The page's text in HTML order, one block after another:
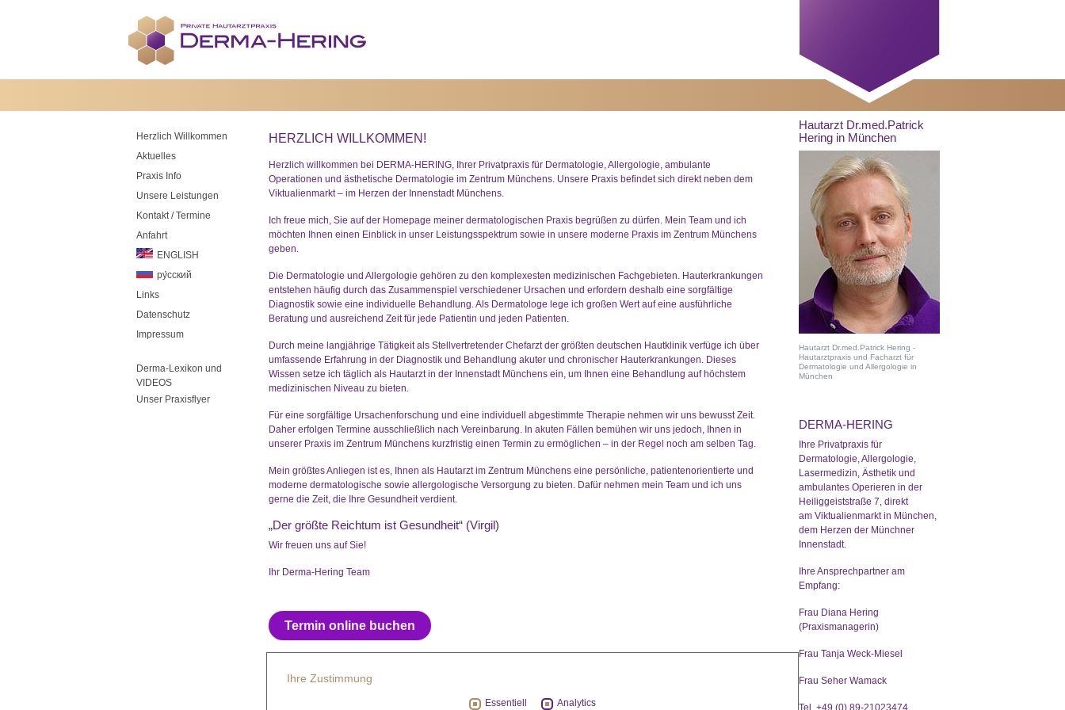
Herzlich Willkommen
Aktuelles
Praxis Info
Unsere Leistungen
Kontakt / Termine
Anfahrt
ENGLISH
ру́сский
Links
Datenschutz
Impressum
Derma-Lexikon und
VIDEOS
Unser Praxisflyer
HERZLICH WILLKOMMEN!
Herzlich willkommen bei DERMA-HERING, Ihrer Privatpraxis für Dermatologie, Allergologie, ambulante
Operationen und ästhetische Dermatologie im Zentrum Münchens. Unsere Praxis befindet sich direkt neben dem
Viktualienmarkt – im Herzen der Innenstadt Münchens.
Ich freue mich, Sie auf der Homepage meiner dermatologischen Praxis begrüßen zu dürfen. Mein Team und ich
möchten Ihnen einen Einblick in unser Leistungsspektrum sowie in unsere moderne Praxis im Zentrum Münchens
geben.
Die Dermatologie und Allergologie gehören zu den komplexesten medizinischen Fachgebieten. Hauterkrankungen
entstehen häufig durch das Zusammenspiel verschiedener Ursachen und erfordern deshalb eine sorgfältige
Diagnostik sowie eine individuelle Behandlung. Als Dermatologe lege ich großen Wert auf eine ausführliche
Beratung und ausreichend Zeit für jede Patientin und jeden Patienten.
Durch meine langjährige Tätigkeit als Stellvertretender Chefarzt der größten deutschen Hautklinik verfüge ich über
umfassende Erfahrung in der Diagnostik und Behandlung akuter und chronischer Hauterkrankungen. Dieses
Wissen setze ich täglich als Hautarzt in der Innenstadt Münchens ein, um Ihnen eine Behandlung auf höchstem
medizinischen Niveau zu bieten.
Für eine sorgfältige Ursachenforschung und eine individuell abgestimmte Therapie nehmen wir uns bewusst Zeit.
Daher erfolgen Termine ausschließlich nach Vereinbarung. In akuten Fällen bemühen wir uns jedoch, Ihnen in
unserer Praxis im Zentrum Münchens kurzfristig einen Termin zu ermöglichen – in der Regel noch am selben Tag.
Mein größtes Anliegen ist es, Ihnen als Hautarzt im Zentrum Münchens eine persönliche, patientenorientierte und
moderne dermatologische sowie allergologische Versorgung zu bieten. Dafür nehmen mein Team und ich uns
gerne die Zeit, die Ihre Gesundheit verdient.
„Der größte Reichtum ist Gesundheit“ (Virgil)
Wir freuen uns auf Sie!
Ihr Derma-Hering Team
Termin online buchen
Hautarzt Dr.med.Patrick
Hering in München
Hautarzt Dr.med.Patrick Hering -
Hautarztpraxis und Facharzt für
Dermatologie und Allergologie in
München
DERMA-HERING
Ihre Privatpraxis für
Dermatologie, Allergologie,
Lasermedizin, Ästhetik und
ambulantes Operieren in der
Heiliggeiststraße 7, direkt
am Viktualienmarkt in München,
dem Herzen der Münchner
Innenstadt.
Ihre Ansprechpartner am
Empfang:
Frau Diana Hering
(Praxismanagerin)
Frau Tanja Weck-Miesel
Frau Seher Wamack
Tel. +49 (0) 89-21023474
Ihre Zustimmung
Essentiell Analytics